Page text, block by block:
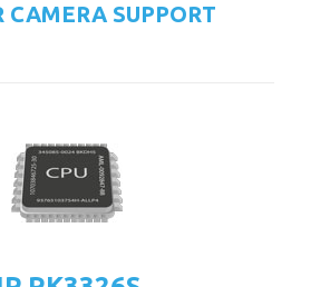
CAMERA SUPPORT